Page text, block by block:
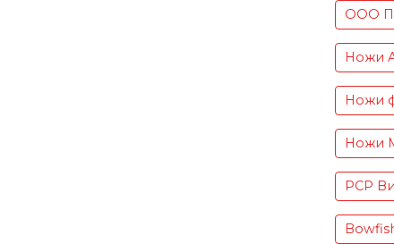
ООО
Ножи
Ножи
Ножи
PCP